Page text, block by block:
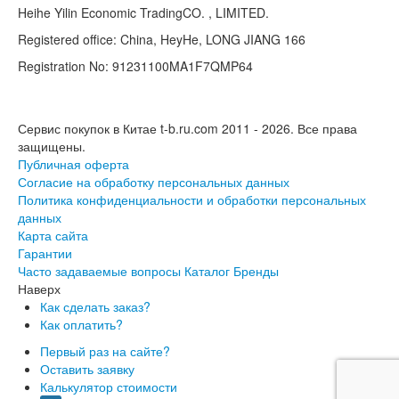
Heihe Yilin Economic TradingCO. , LIMITED.
Registered office: China, HeyHe, LONG JIANG 166
Registration No: 91231100MA1F7QMP64
Сервис покупок в Китае t-b.ru.com 2011 - 2026. Все права
защищены.
Публичная оферта
Согласие на обработку персональных данных
Политика конфиденциальности и обработки персональных
данных
Карта сайта
Гарантии
Часто задаваемые вопросы Каталог Бренды
Наверх
Как сделать заказ?
Как оплатить?
Первый раз на сайте?
Оставить заявку
Калькулятор стоимости